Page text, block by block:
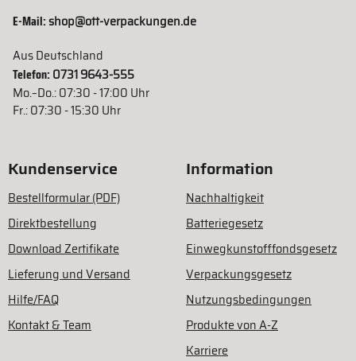
E-Mail:shop@ott-verpackungen.de
Aus Deutschland
Telefon: 0731 9643-555
Mo.–Do.: 07:30 - 17:00 Uhr
Fr.: 07:30 - 15:30 Uhr
Kundenservice
Bestellformular (PDF)
Direktbestellung
Download Zertifikate
Lieferung und Versand
Hilfe/FAQ
Kontakt & Team
Information
Nachhaltigkeit
Batteriegesetz
Einwegkunstofffondsgesetz
Verpackungsgesetz
Nutzungsbedingungen
Produkte von A-Z
Karriere